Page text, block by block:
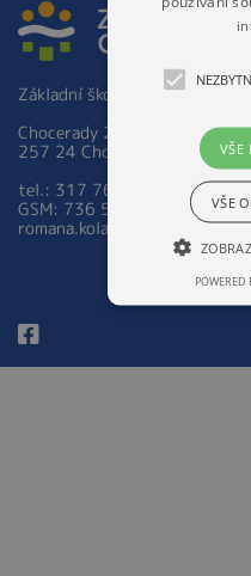
Základní škola a Mateřská
Chocerady 267
257 24 Chocerady
tel.: 317 763 521
GSM: 736 535 973
VŠE
VŠE
POWERED